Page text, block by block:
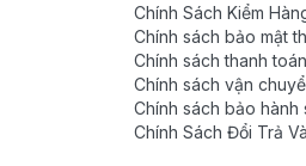
Chính Sách Kiểm
Chính sách bảo mật
Chính sách thanh toán
Chính sách vận
Chính sách bảo hành
Chính Sách Đổi Trả